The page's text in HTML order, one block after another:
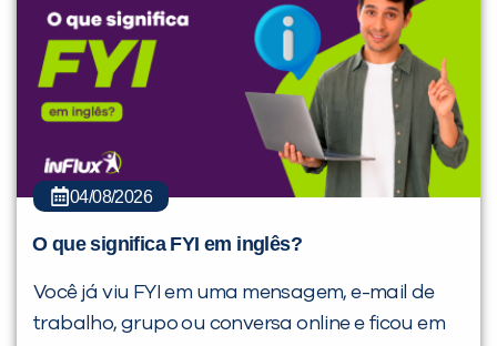
04/08/2026
O que significa FYI em inglês?
Você já viu FYI em uma mensagem, e-mail de
trabalho, grupo ou conversa online e ficou em